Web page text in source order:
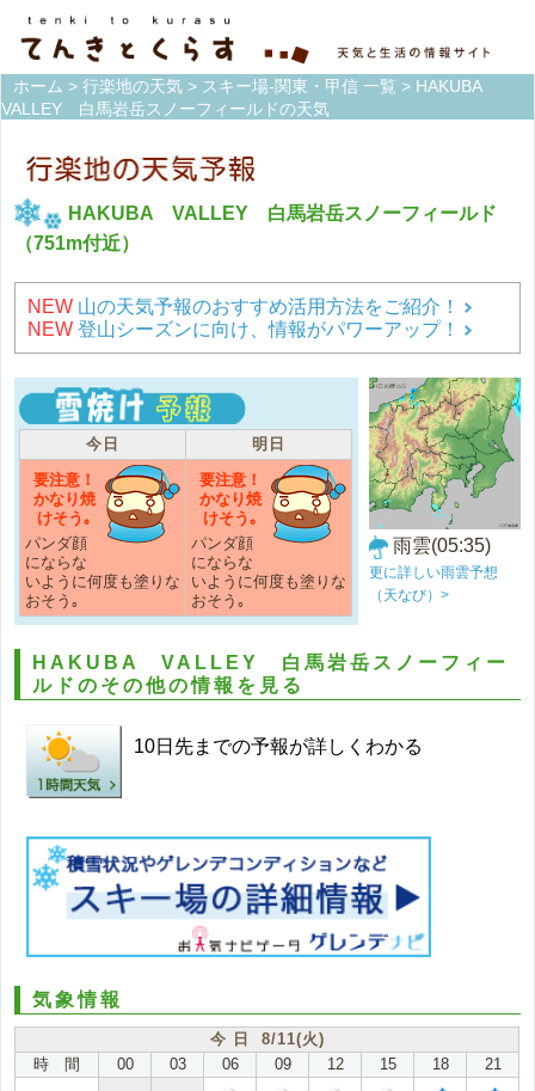
ホーム > 行楽地の天気 > スキー場-関東・甲信 一覧 > HAKUBA
VALLEY 白馬岩岳スノーフィールドの天気
HAKUBA VALLEY 白馬岩岳スノーフィールド
（751m付近）
NEW 山の天気予報のおすすめ活用方法をご紹介！
NEW 登山シーズンに向け、情報がパワーアップ！
今日
明日
要注意！
かなり焼
けそう｡
パンダ顔
にならな
いように何度も塗りな
おそう｡
要注意！
かなり焼
けそう｡
パンダ顔
にならな
いように何度も塗りな
おそう｡
雨雲(05:35)
更に詳しい雨雲予想
（天なび）>
HAKUBA VALLEY 白馬岩岳スノーフィー
ルドのその他の情報を見る
10日先までの予報が詳しくわかる
気象情報
今 日 8/11(火)
時 間
00 03 06 09 12 15 18 21